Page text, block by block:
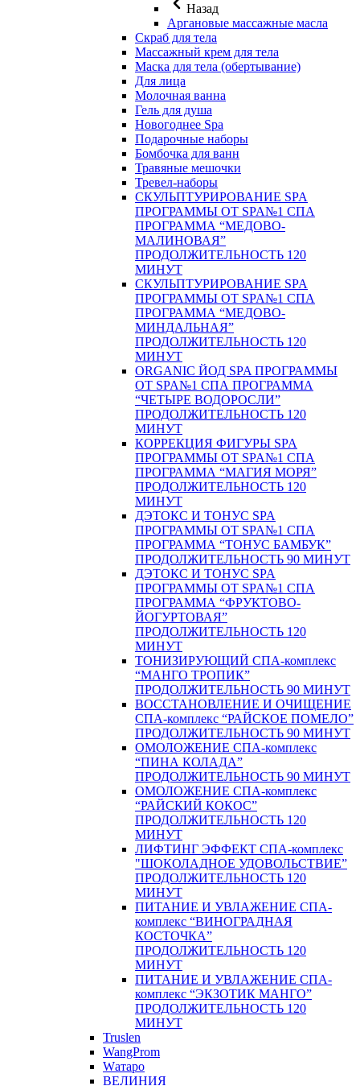
Назад
Аргановые массажные масла
Скраб для тела
Массажный крем для тела
Маска для тела (обертывание)
Для лица
Молочная ванна
Гель для душа
Новогоднее Spa
Подарочные наборы
Бомбочка для ванн
Травяные мешочки
Тревел-наборы
СКУЛЬПТУРИРОВАНИЕ SPA
ПРОГРАММЫ ОТ SPA№1 СПА
ПРОГРАММА “МЕДОВО-
МАЛИНОВАЯ”
ПРОДОЛЖИТЕЛЬНОСТЬ 120
МИНУТ
СКУЛЬПТУРИРОВАНИЕ SPA
ПРОГРАММЫ ОТ SPA№1 СПА
ПРОГРАММА “МЕДОВО-
МИНДАЛЬНАЯ”
ПРОДОЛЖИТЕЛЬНОСТЬ 120
МИНУТ
ORGANIC ЙОД SPA ПРОГРАММЫ
ОТ SPA№1 СПА ПРОГРАММА
“ЧЕТЫРЕ ВОДОРОСЛИ”
ПРОДОЛЖИТЕЛЬНОСТЬ 120
МИНУТ
КОРРЕКЦИЯ ФИГУРЫ SPA
ПРОГРАММЫ ОТ SPA№1 СПА
ПРОГРАММА “МАГИЯ МОРЯ”
ПРОДОЛЖИТЕЛЬНОСТЬ 120
МИНУТ
ДЭТОКС И ТОНУС SPA
ПРОГРАММЫ ОТ SPA№1 СПА
ПРОГРАММА “ТОНУС БАМБУК”
ПРОДОЛЖИТЕЛЬНОСТЬ 90 МИНУТ
ДЭТОКС И ТОНУС SPA
ПРОГРАММЫ ОТ SPA№1 СПА
ПРОГРАММА “ФРУКТОВО-
ЙОГУРТОВАЯ”
ПРОДОЛЖИТЕЛЬНОСТЬ 120
МИНУТ
ТОНИЗИРУЮЩИЙ СПА-комплекс
“МАНГО ТРОПИК”
ПРОДОЛЖИТЕЛЬНОСТЬ 90 МИНУТ
ВОССТАНОВЛЕНИЕ И ОЧИЩЕНИЕ
СПА-комплекс “РАЙСКОЕ ПОМЕЛО”
ПРОДОЛЖИТЕЛЬНОСТЬ 90 МИНУТ
ОМОЛОЖЕНИЕ СПА-комплекс
“ПИНА КОЛАДА”
ПРОДОЛЖИТЕЛЬНОСТЬ 90 МИНУТ
ОМОЛОЖЕНИЕ СПА-комплекс
“РАЙСКИЙ КОКОС”
ПРОДОЛЖИТЕЛЬНОСТЬ 120
МИНУТ
ЛИФТИНГ ЭФФЕКТ СПА-комплекс
"ШОКОЛАДНОЕ УДОВОЛЬСТВИЕ”
ПРОДОЛЖИТЕЛЬНОСТЬ 120
МИНУТ
ПИТАНИЕ И УВЛАЖЕНИЕ СПА-
комплекс “ВИНОГРАДНАЯ
КОСТОЧКА”
ПРОДОЛЖИТЕЛЬНОСТЬ 120
МИНУТ
ПИТАНИЕ И УВЛАЖЕНИЕ СПА-
комплекс “ЭКЗОТИК МАНГО”
ПРОДОЛЖИТЕЛЬНОСТЬ 120
МИНУТ
Truslen
WangProm
Wатаро
ВЕЛИНИЯ